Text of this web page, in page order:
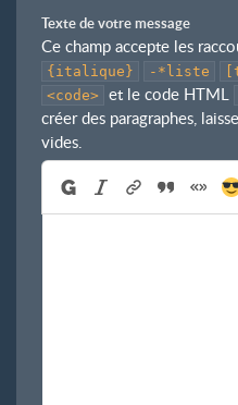
Texte de votre message
Ce champ accepte les
{italique}
-*liste
<code>
et le code HTML
créer des paragraphes,
vides.